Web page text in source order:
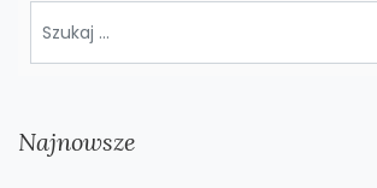
Najnowsze